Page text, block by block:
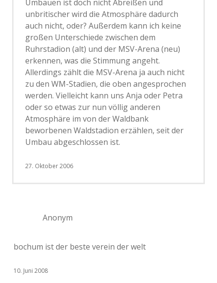
Umbauen ist doch nicht Abreißen und
unbritischer wird die Atmosphäre dadurch
auch nicht, oder? Außerdem kann ich keine
großen Unterschiede zwischen dem
Ruhrstadion (alt) und der MSV-Arena (neu)
erkennen, was die Stimmung angeht.
Allerdings zählt die MSV-Arena ja auch nicht
zu den WM-Stadien, die oben angesprochen
werden. Vielleicht kann uns Anja oder Petra
oder so etwas zur nun völlig anderen
Atmosphäre im von der Waldbank
beworbenen Waldstadion erzählen, seit der
Umbau abgeschlossen ist.
27. Oktober 2006
Anonym
bochum ist der beste verein der welt
10. Juni 2008